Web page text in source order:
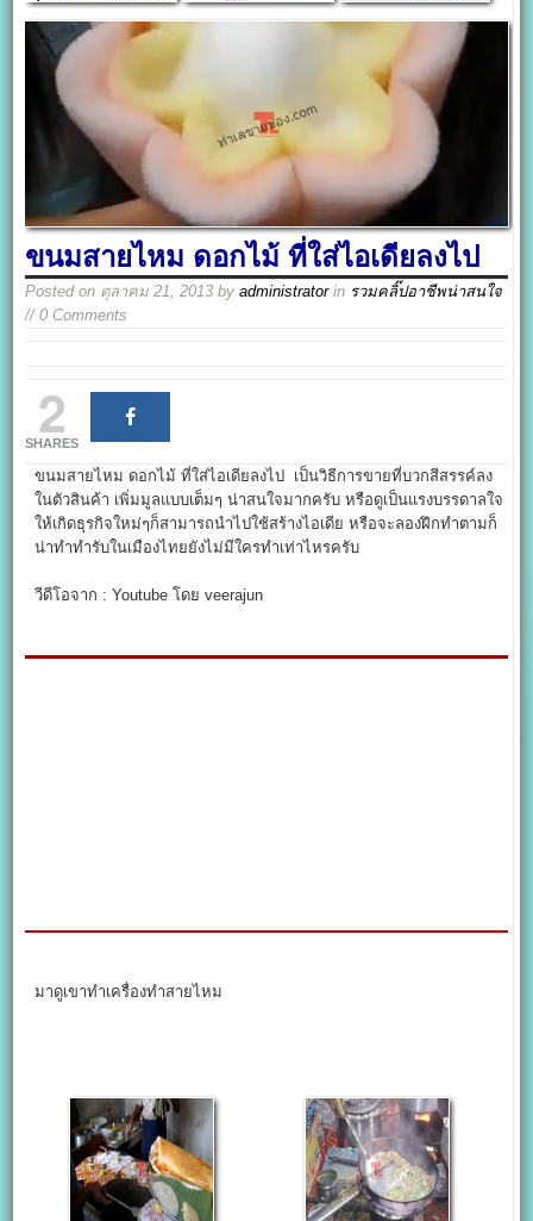
ขนมสายไหม ดอกไม้ ที่ใส่ไอเดียลงไป
Posted on ตุลาคม 21, 2013 byadministratorin รวมคลิ๊ปอาชีพน่าสนใจ
// 0 Comments
2
SHARES
ขนมสายไหม ดอกไม้ ที่ใส่ไอเดียลงไป เป็นวิธีการขายที่บวกสีสรรค์ลง
ในตัวสินค้า เพิ่มมูลแบบเต็มๆ น่าสนใจมากครับ หรือดูเป็นแรงบรรดาลใจ
ให้เกิดธุรกิจใหม่ๆก็สามารถนำไปใช้สร้างไอเดีย หรือจะลองฝึกทำตามก็
น่าทำทำรับในเมืองไทยยังไม่มีใครทำเท่าไหรครับ
วีดีโอจาก : Youtube โดย veerajun
มาดูเขาทำเครื่องทำสายไหม